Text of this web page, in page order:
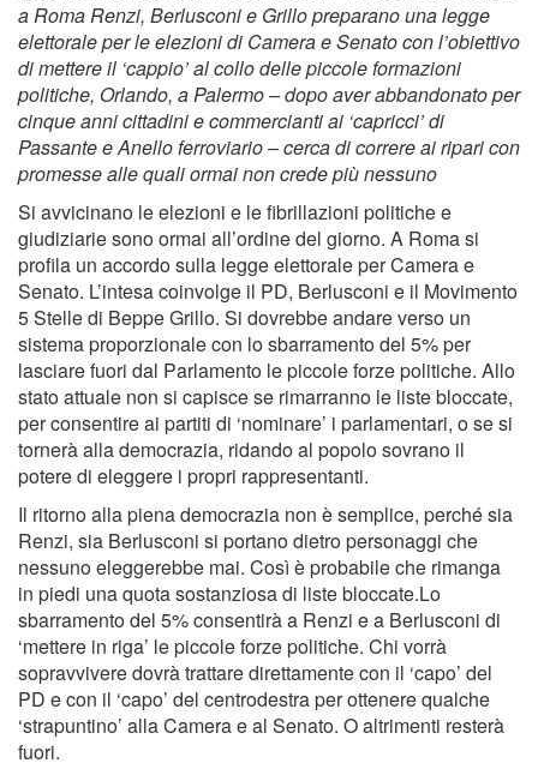
a Roma Renzi, Berlusconi e Grillo preparano una legge
elettorale per le elezioni di Camera e Senato con l’obiettivo
di mettere il ‘cappio’ al collo delle piccole formazioni
politiche, Orlando, a Palermo – dopo aver abbandonato per
cinque anni cittadini e commercianti ai ‘capricci’ di
Passante e Anello ferroviario – cerca di correre ai ripari con
promesse alle quali ormai non crede più nessuno
Si avvicinano le elezioni e le fibrillazioni politiche e
giudiziarie sono ormai all’ordine del giorno. A Roma si
profila un accordo sulla legge elettorale per Camera e
Senato. L’intesa coinvolge il PD, Berlusconi e il Movimento
5 Stelle di Beppe Grillo. Si dovrebbe andare verso un
sistema proporzionale con lo sbarramento del 5% per
lasciare fuori dal Parlamento le piccole forze politiche. Allo
stato attuale non si capisce se rimarranno le liste bloccate,
per consentire ai partiti di ‘nominare’ i parlamentari, o se si
tornerà alla democrazia, ridando al popolo sovrano il
potere di eleggere i propri rappresentanti.
Il ritorno alla piena democrazia non è semplice, perché sia
Renzi, sia Berlusconi si portano dietro personaggi che
nessuno eleggerebbe mai. Così è probabile che rimanga
in piedi una quota sostanziosa di liste bloccate.Lo
sbarramento del 5% consentirà a Renzi e a Berlusconi di
‘mettere in riga’ le piccole forze politiche. Chi vorrà
sopravvivere dovrà trattare direttamente con il ‘capo’ del
PD e con il ‘capo’ del centrodestra per ottenere qualche
‘strapuntino’ alla Camera e al Senato. O altrimenti resterà
fuori.